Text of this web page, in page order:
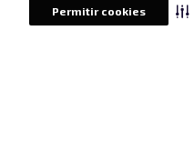
Permitir cookies
Eu li, estou ciente das condições de